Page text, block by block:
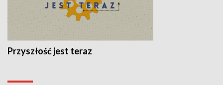
Przyszłość jest teraz